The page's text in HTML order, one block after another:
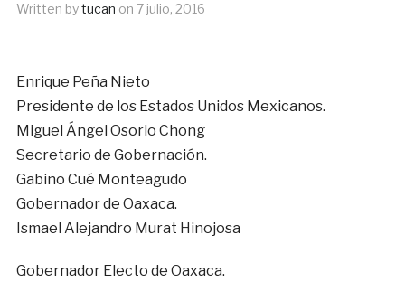
Written bytucan on 7 julio, 2016
Enrique Peña Nieto
Presidente de los Estados Unidos Mexicanos.
Miguel Ángel Osorio Chong
Secretario de Gobernación.
Gabino Cué Monteagudo
Gobernador de Oaxaca.
Ismael Alejandro Murat Hinojosa
Gobernador Electo de Oaxaca.